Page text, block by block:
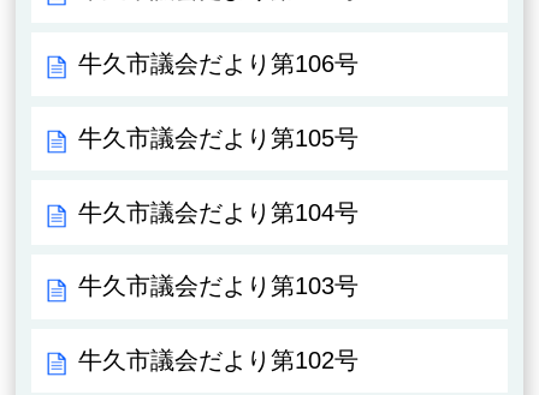
牛久市議会だより第106号
牛久市議会だより第105号
牛久市議会だより第104号
牛久市議会だより第103号
牛久市議会だより第102号